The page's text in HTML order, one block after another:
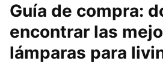
Guía de compra:
encontrar las
lámparas para